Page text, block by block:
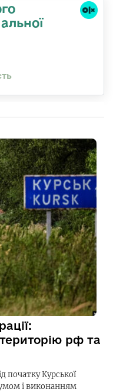
рф та
початку Курської
і виконанням